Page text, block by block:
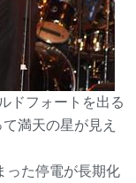
ドフォートを出る
満天の星が見え
った停電が長期化